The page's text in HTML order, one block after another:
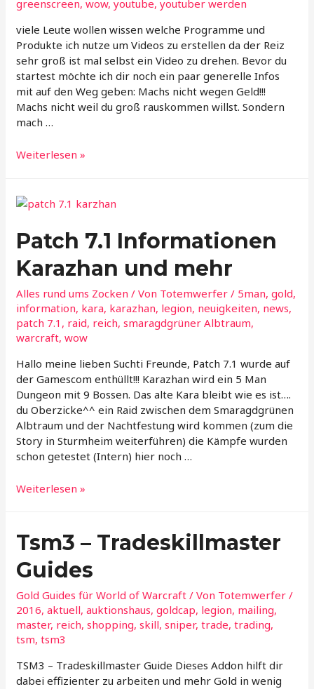
greenscreen,wow,youtube,youtuber werden
viele Leute wollen wissen welche Programme und
Produkte ich nutze um Videos zu erstellen da der Reiz
sehr groß ist mal selbst ein Video zu drehen. Bevor du
startest möchte ich dir noch ein paar generelle Infos
mit auf den Weg geben: Machs nicht wegen Geld!!!
Machs nicht weil du groß rauskommen willst. Sondern
mach …
was
zum
erstellen
?
Weiterlesen »
Patch 7.1 Informationen
Karazhan und mehr
Alles rund ums Zocken / Von Totemwerfer / 5man,gold,
information, kara, karazhan, legion, neuigkeiten, news,
patch 7.1 , raid, reich,smaragdgrüner Albtraum,
warcraft,wow
Hallo meine lieben Suchti Freunde, Patch 7.1 wurde auf
der Gamescom enthüllt!!! Karazhan wird ein 5 Man
Dungeon mit 9 Bossen. Das alte Kara bleibt wie es ist….
du Oberzicke^^ ein Raid zwischen dem Smaragdgrünen
Albtraum und der Nachtfestung wird kommen (zum die
Story in Sturmheim weiterführen) die Kämpfe wurden
schon getestet (Intern) hier noch …
Patch
Karazhan
und
mehr
Weiterlesen »
Tsm3 – Tradeskillmaster
Guides
Gold Guides für World of Warcraft / Von Totemwerfer /
2016,aktuell,auktionshaus,goldcap, legion, mailing,
master, reich,shopping,skill,sniper,trade,trading,
tsm,tsm3
TSM3 – Tradeskillmaster Guide Dieses Addon hilft dir
dabei effizienter zu arbeiten und mehr Gold in wenig